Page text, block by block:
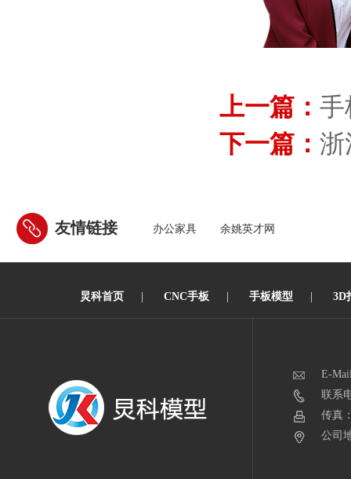
上一篇： 手
下一篇： 浙
友情链接 办公家具 余姚英才网
炅科首页 CNC手板 手板模型 3D
E-
联系
传真
公司